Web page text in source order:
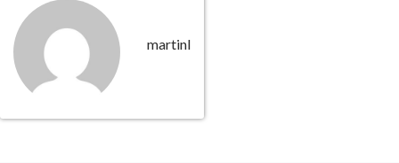
martinl